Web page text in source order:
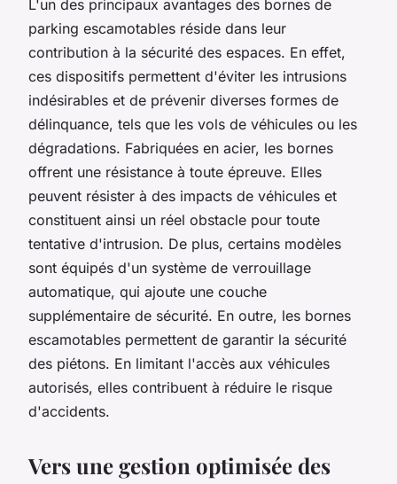
L'un des principaux avantages des bornes de
parking escamotables réside dans leur
contribution à la sécurité des espaces. En effet,
ces dispositifs permettent d'éviter les intrusions
indésirables et de prévenir diverses formes de
délinquance, tels que les vols de véhicules ou les
dégradations. Fabriquées en acier, les bornes
offrent une résistance à toute épreuve. Elles
peuvent résister à des impacts de véhicules et
constituent ainsi un réel obstacle pour toute
tentative d'intrusion. De plus, certains modèles
sont équipés d'un système de verrouillage
automatique, qui ajoute une couche
supplémentaire de sécurité. En outre, les bornes
escamotables permettent de garantir la sécurité
des piétons. En limitant l'accès aux véhicules
autorisés, elles contribuent à réduire le risque
d'accidents.
Vers une gestion optimisée des